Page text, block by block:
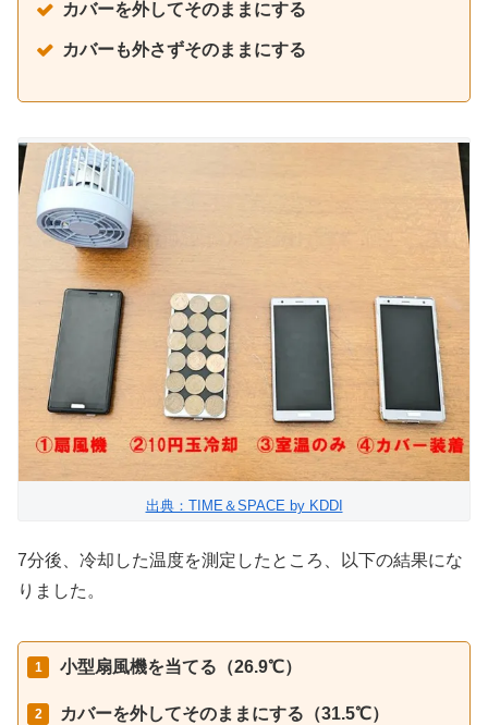
カバーを外してそのままにする
カバーも外さずそのままにする
出典：TIME＆SPACE by KDDI
7分後、冷却した温度を測定したところ、以下の結果にな
りました。
小型扇風機を当てる（26.9℃）
カバーを外してそのままにする（31.5℃）